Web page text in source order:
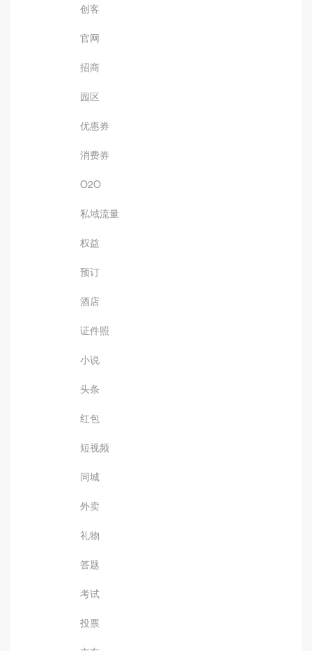
创客
官网
招商
园区
优惠券
消费券
O2O
私域流量
权益
预订
酒店
证件照
小说
头条
红包
短视频
同城
外卖
礼物
答题
考试
投票